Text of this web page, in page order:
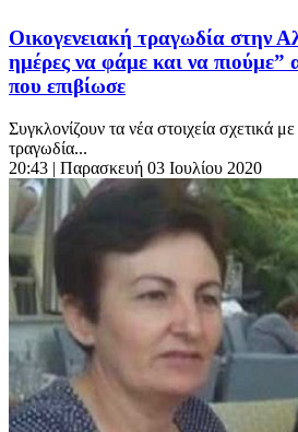
Οικογενειακή τραγωδία στην
ημέρες να φάμε και να
που επιβίωσε
Συγκλονίζουν τα νέα στοιχεία σχετικά
τραγωδία...
20:43 | Παρασκευή 03 Ιουλίου 2020